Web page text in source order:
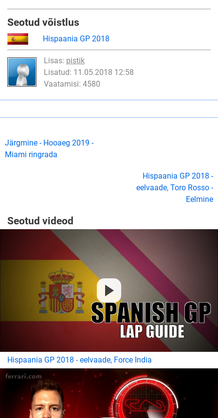
Seotud võistlus
Hispaania GP 2018
Lisas: pistik
Lisatud: 11.05.2018 12:58
Vaatamisi: 4580
Järgmine - Hooaeg 2019 -
Miami ringrada
Hispaania GP 2018 -
eelvaade, Toro Rosso -
Eelmine
Seotud videod
Hispaania GP 2018 - eelvaade, Force India